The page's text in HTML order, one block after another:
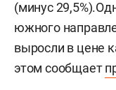
(минус
южного
выросли в цене
этом сообщает